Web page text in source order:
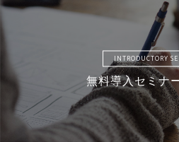
INTRODUCTORY
無料導入セミナ